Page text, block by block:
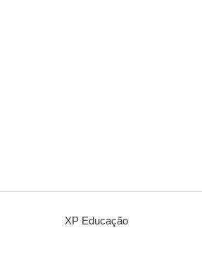
XP Educação